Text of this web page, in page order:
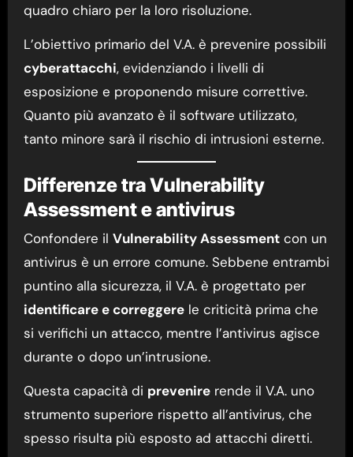
quadro chiaro per la loro risoluzione.
L’obiettivo primario del V.A. è prevenire possibili
cyberattacchi, evidenziando i livelli di
esposizione e proponendo misure correttive.
Quanto più avanzato è il software utilizzato,
tanto minore sarà il rischio di intrusioni esterne.
Differenze tra Vulnerability
Assessment e antivirus
Confondere il Vulnerability Assessmentcon un
antivirus è un errore comune. Sebbene entrambi
puntino alla sicurezza, il V.A. è progettato per
identificare e correggerele criticità prima che
si verifichi un attacco, mentre l’antivirus agisce
durante o dopo un’intrusione.
Questa capacità di prevenirerende il V.A. uno
strumento superiore rispetto all’antivirus, che
spesso risulta più esposto ad attacchi diretti.